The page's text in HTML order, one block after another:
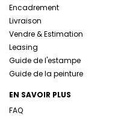
Encadrement
Livraison
Vendre & Estimation
Leasing
Guide de l'estampe
Guide de la peinture
EN SAVOIR PLUS
FAQ